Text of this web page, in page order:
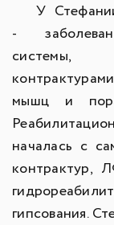
У Стефании
-
системы,
мышц и
началась с
контрактур,
гипсования.